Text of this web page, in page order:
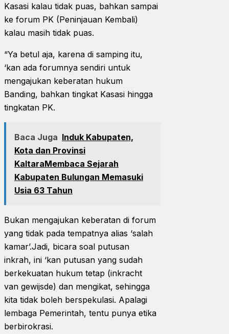
Kasasi kalau tidak puas, bahkan sampai
ke forum PK (Peninjauan Kembali)
kalau masih tidak puas.
“Ya betul aja, karena di samping itu,
‘kan ada forumnya sendiri untuk
mengajukan keberatan hukum
Banding, bahkan tingkat Kasasi hingga
tingkatan PK.
Baca Juga Induk Kabupaten,
Kota dan Provinsi
KaltaraMembaca Sejarah
Kabupaten Bulungan Memasuki
Usia 63 Tahun
Bukan mengajukan keberatan di forum
yang tidak pada tempatnya alias ‘salah
kamar’.Jadi, bicara soal putusan
inkrah, ini ‘kan putusan yang sudah
berkekuatan hukum tetap (inkracht
van gewijsde) dan mengikat, sehingga
kita tidak boleh berspekulasi. Apalagi
lembaga Pemerintah, tentu punya etika
berbirokrasi.